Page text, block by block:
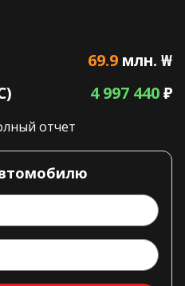
69.9 млн. ₩
4 997 440₽
отчет